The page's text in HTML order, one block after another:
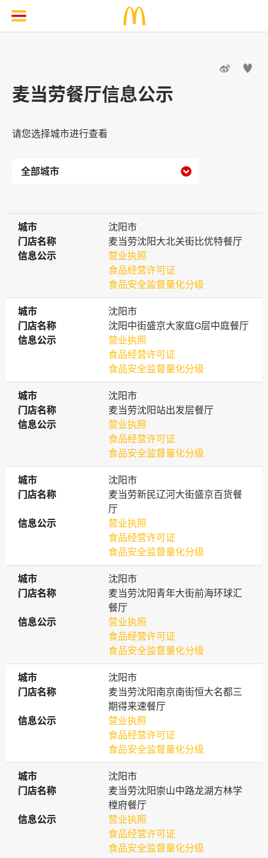
 
麦当劳餐厅信息公示
请您选择城市进行查看

城市
城市
沈阳市
门店名称
门店名称
麦当劳沈阳大北关街比优特餐厅
信息公示
信息公示
营业执照
食品经营许可证
食品安全监督量化分级
城市
城市
沈阳市
门店名称
门店名称
沈阳中街盛京大家庭G层中庭餐厅
信息公示
信息公示
营业执照
食品经营许可证
食品安全监督量化分级
城市
城市
沈阳市
门店名称
门店名称
麦当劳沈阳站出发层餐厅
信息公示
信息公示
营业执照
食品经营许可证
食品安全监督量化分级
城市
城市
沈阳市
门店名称
门店名称
麦当劳新民辽河大街盛京百货餐
厅
信息公示
信息公示
营业执照
食品经营许可证
食品安全监督量化分级
城市
城市
沈阳市
门店名称
门店名称
麦当劳沈阳青年大街前海环球汇
餐厅
信息公示
信息公示
营业执照
食品经营许可证
食品安全监督量化分级
城市
城市
沈阳市
门店名称
门店名称
麦当劳沈阳南京南街恒大名都三
期得来速餐厅
信息公示
信息公示
营业执照
食品经营许可证
食品安全监督量化分级
城市
城市
沈阳市
门店名称
门店名称
麦当劳沈阳崇山中路龙湖方林学
樘府餐厅
信息公示
信息公示
营业执照
食品经营许可证
食品安全监督量化分级